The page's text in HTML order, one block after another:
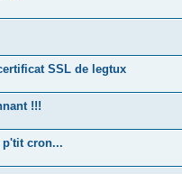
SSL de legtux
!!!
cron...